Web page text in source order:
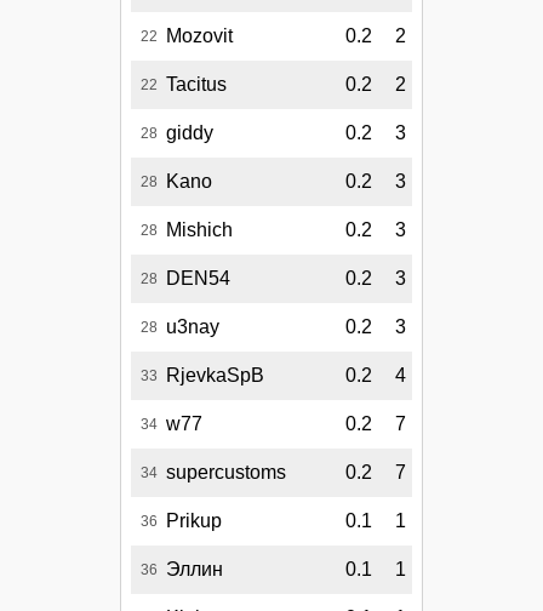
22 Mozovit 0.2 2
22 Tacitus 0.2 2
28 giddy 0.2 3
28 Kano 0.2 3
28 Mishich 0.2 3
28 DEN54 0.2 3
28 u3nay 0.2 3
33 RjevkaSpB 0.2 4
34 w77 0.2 7
34 supercustoms 0.2 7
36 Prikup 0.1 1
36 Эллин 0.1 1